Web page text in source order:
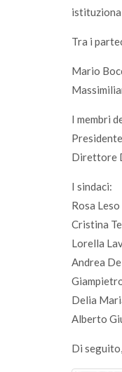
Tra i
Mario
I membri
Direttore
I sindaci:
Rosa
Cristina
Lorella
Andrea
Delia
Alberto
Di